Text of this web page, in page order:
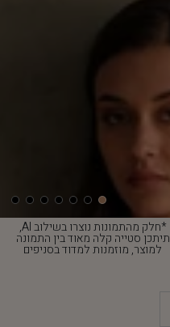
*חלק מהתמונות נוצרו בשילוב AI,
תיתכן סטייה קלה מאוד בין התמונה
למוצר, מוזמנות למדוד בסניפים